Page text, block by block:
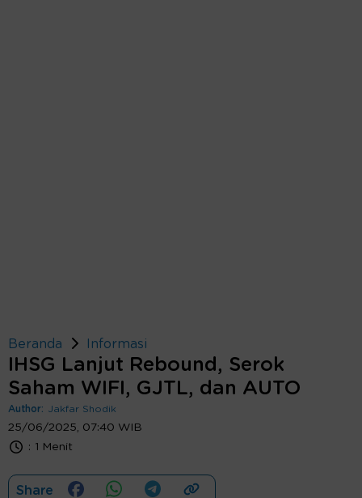
Beranda Informasi
IHSG Lanjut Rebound, Serok
Saham WIFI, GJTL, dan AUTO
Author: Jakfar Shodik
25/06/2025, 07:40 WIB
: 1 Menit
Share